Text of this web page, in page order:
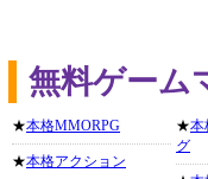
無料ゲーム
★本格MMORPG
★本格アクション
★本
グ